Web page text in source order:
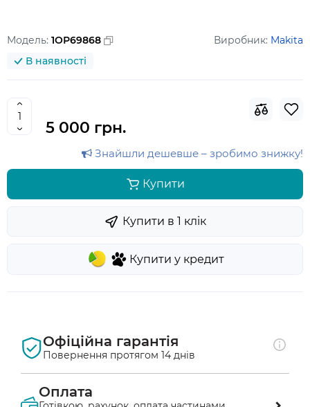
Модель: 1ОР69868 Виробник: Makita
В наявності
5 000 грн.
Знайшли дешевше – зробимо знижку!
Купити
Купити у кредит
Купити в 1 клiк
Офіційна гарантія
Повернення протягом 14 днів
Оплата